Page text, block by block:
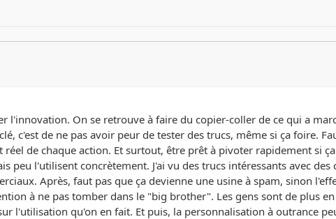
l'innovation. On se retrouve à faire du copier-coller de ce qui a
c'est de ne pas avoir peur de tester des trucs, même si ça foire.
de chaque action. Et surtout, être prêt à pivoter rapidement si
peu l'utilisent concrètement. J'ai vu des trucs intéressants avec des
Après, faut pas que ça devienne une usine à spam, sinon
à ne pas tomber dans le "big brother". Les gens sont de plus
l'utilisation qu'on en fait. Et puis, la personnalisation à outrance